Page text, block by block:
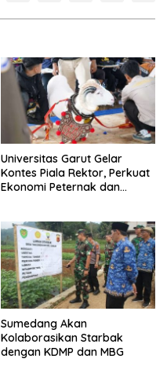
Universitas Garut Gelar
Kontes Piala Rektor, Perkuat
Ekonomi Peternak dan
Sumedang Akan
Kolaborasikan Starbak
dengan KDMP dan MBG